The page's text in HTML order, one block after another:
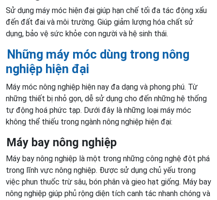
Sử dụng máy móc hiện đại giúp hạn chế tối đa tác động xấu
đến đất đai và môi trường. Giúp giảm lượng hóa chất sử
dụng, bảo vệ sức khỏe con người và hệ sinh thái.
Những máy móc dùng trong nông
nghiệp hiện đại
Máy móc nông nghiệp hiện nay đa dạng và phong phú. Từ
những thiết bị nhỏ gọn, dễ sử dụng cho đến những hệ thống
tự động hoá phức tạp. Dưới đây là những loại máy móc
không thể thiếu trong ngành nông nghiệp hiện đại:
Máy bay nông nghiệp
Máy bay nông nghiệp là một trong những công nghệ đột phá
trong lĩnh vực nông nghiệp. Được sử dụng chủ yếu trong
việc phun thuốc trừ sâu, bón phân và gieo hạt giống. Máy bay
nông nghiệp giúp phủ rộng diện tích canh tác nhanh chóng và